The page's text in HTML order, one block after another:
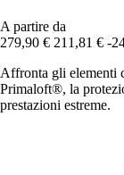
A partire da
279,90 € 211,81 € -
Affronta gli elementi
Primaloft®, la
prestazioni estreme.